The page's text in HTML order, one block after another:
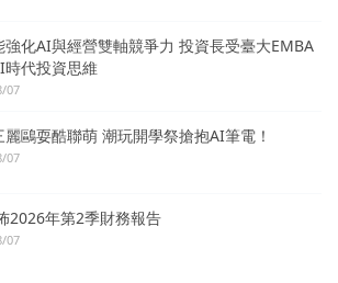
強化AI與經營雙軸競爭力 投資長受臺大EMBA
代投資思維
07
麗鷗耍酷聯萌 潮玩開學祭搶抱AI筆電！
07
2026年第2季財務報告
07